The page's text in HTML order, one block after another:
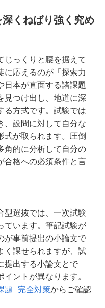
深くねばり強く究め
っくりと腰を据えて
に応えるのが「探索力
日本が直面する諸課題
見つけ出し、地道に深
る方式です。試験では
、設問に対して自分な
式が取られます。圧倒
角的に分析して自分の
合格への必須条件と言
選抜では、一次試験
ています。筆記試験が
が事前提出の小論文で
く課せられますが、試
提出する小論文とで
ントが異なります。
題 完全対策からご確認